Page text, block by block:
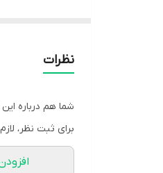
یک ساک مسافرتی
ابعاد آن نیز عبارتند از: طول 60، ارتفاع
نظرات
شما هم درباره
برای ثبت نظر،